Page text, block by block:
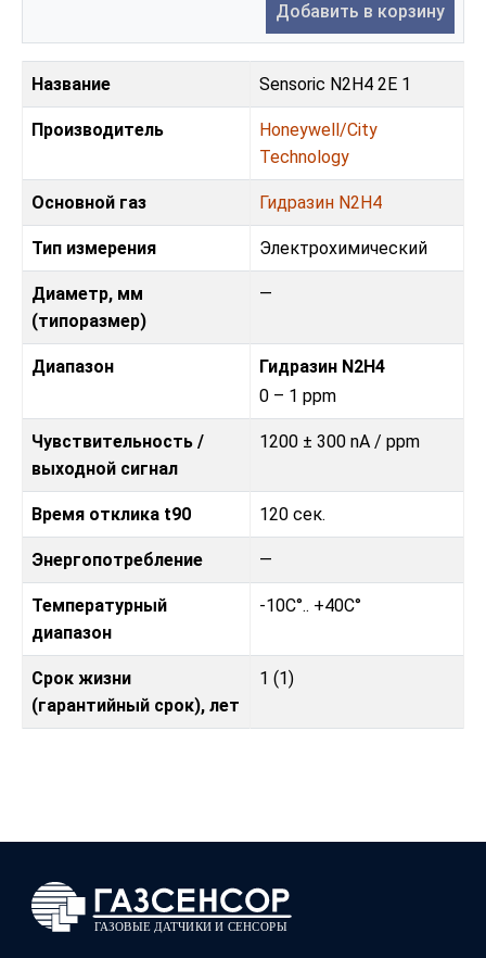
Добавить в корзину
Название Sensoric N2H4 2E 1
Производитель
Honeywell/City
Technology
Основной газ Гидразин N2H4
Тип измерения Электрохимический
Диаметр, мм
(типоразмер)
—
Диапазон
Гидразин N2H4
0 – 1 ppm
Чувствительность /
выходной сигнал
1200 ± 300 nA / ppm
Время отклика t90 120 сек.
Энергопотребление —
Температурный
диапазон
-10C°.. +40C°
Срок жизни
(гарантийный срок), лет
1 (1)